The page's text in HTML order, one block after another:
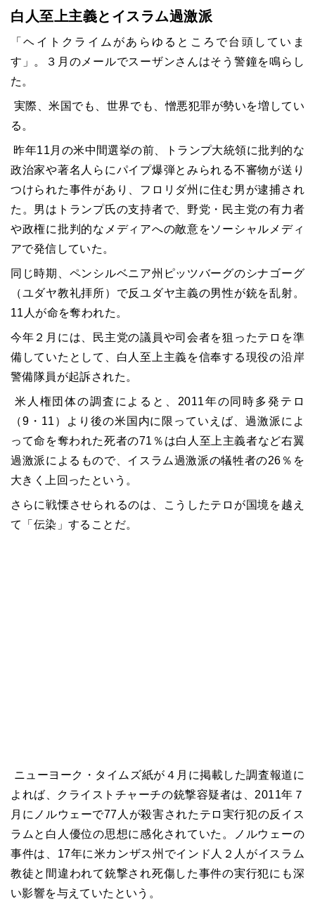
白人至上主義とイスラム過激派
「ヘイトクライムがあらゆるところで台頭していま
す」。３月のメールでスーザンさんはそう警鐘を鳴らし
た。
実際、米国でも、世界でも、憎悪犯罪が勢いを増してい
る。
昨年11月の米中間選挙の前、トランプ大統領に批判的な
政治家や著名人らにパイプ爆弾とみられる不審物が送り
つけられた事件があり、フロリダ州に住む男が逮捕され
た。男はトランプ氏の支持者で、野党・民主党の有力者
や政権に批判的なメディアへの敵意をソーシャルメディ
アで発信していた。
同じ時期、ペンシルベニア州ピッツバーグのシナゴーグ
（ユダヤ教礼拝所）で反ユダヤ主義の男性が銃を乱射。
11人が命を奪われた。
今年２月には、民主党の議員や司会者を狙ったテロを準
備していたとして、白人至上主義を信奉する現役の沿岸
警備隊員が起訴された。
米人権団体の調査によると、2011年の同時多発テロ
（9・11）より後の米国内に限っていえば、過激派によ
って命を奪われた死者の71％は白人至上主義者など右翼
過激派によるもので、イスラム過激派の犠牲者の26％を
大きく上回ったという。
さらに戦慄させられるのは、こうしたテロが国境を越え
て「伝染」することだ。
ニューヨーク・タイムズ紙が４月に掲載した調査報道に
よれば、クライストチャーチの銃撃容疑者は、2011年７
月にノルウェーで77人が殺害されたテロ実行犯の反イス
ラムと白人優位の思想に感化されていた。ノルウェーの
事件は、17年に米カンザス州でインド人２人がイスラム
教徒と間違われて銃撃され死傷した事件の実行犯にも深
い影響を与えていたという。